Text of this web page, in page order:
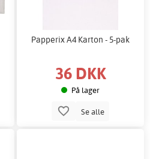
Papperix A4 Karton - 5-pak
36 DKK
På lager
Se alle